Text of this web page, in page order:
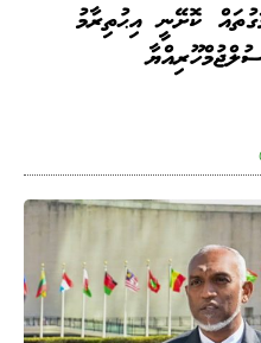
ކޮށޭނީ އިޙުތިރާމު